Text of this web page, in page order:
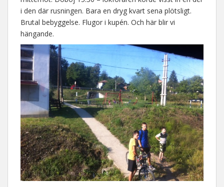
i den där rusningen. Bara en dryg kvart sena plötsligt.
Brutal bebyggelse. Flugor i kupén. Och här blir vi
hängande.